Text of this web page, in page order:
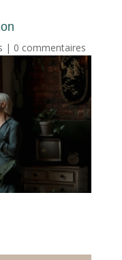
| 0 commentaires